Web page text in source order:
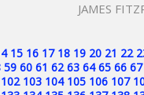
JAMES
15 16 17 18 19 20 21 22
59 60 61 62 63 64 65 66 67
102 103 104 105 106 107